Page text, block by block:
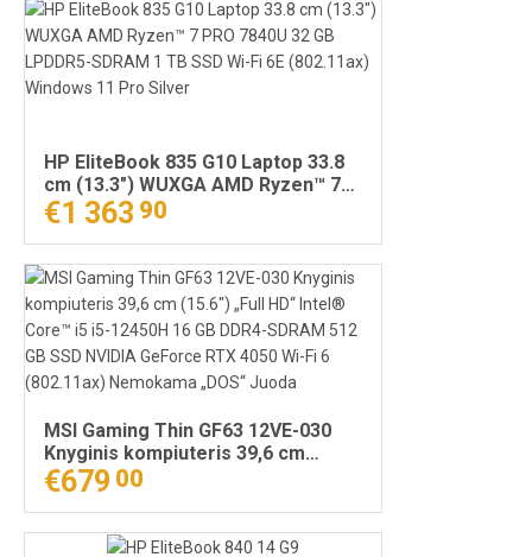
HP EliteBook 835 G10 Laptop 33.8
cm (13.3") WUXGA AMD Ryzen™ 7
PRO 7840U 32 GB LPDDR5-SDRAM
1 TB SSD Wi-Fi 6E (802.11ax)
Windows 11 Pro Silver
€1 363 90
MSI Gaming Thin GF63 12VE-030
Knyginis kompiuteris 39,6 cm
(15.6") „Full HD“ Intel® Core™ i5 i5-
12450H 16 GB DDR4-SDRAM 512 GB
SSD NVIDIA GeForce RTX 4050 Wi-
Fi 6 (802.11ax) Nemokama „DOS“
€679 00